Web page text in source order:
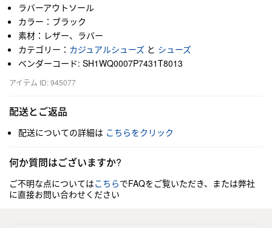
ラバーアウトソール
カラー：ブラック
素材：レザー、ラバー
カテゴリー： カジュアルシューズ と シューズ
ベンダーコード: SH1WQ0007P7431T8013
アイテム ID: 945077
配送とご返品
配送についての詳細は こちらをクリック
何か質問はございますか?
ご不明な点についてはこちらでFAQをご覧いただき、または弊社
に直接お問い合わせください